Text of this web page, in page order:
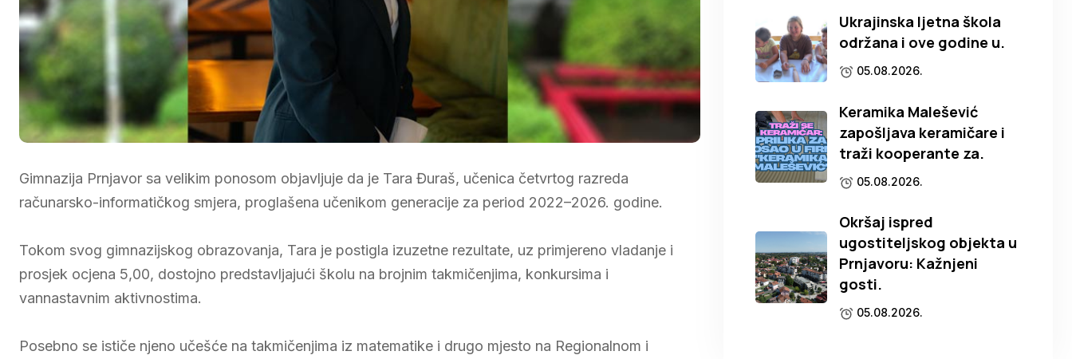
Gimnazija Prnjavor sa velikim ponosom objavljuje da je Tara Đuraš, učenica četvrtog razreda
računarsko-informatičkog smjera, proglašena učenikom generacije za period 2022–2026. godine.
Tokom svog gimnazijskog obrazovanja, Tara je postigla izuzetne rezultate, uz primjereno vladanje i
prosjek ocjena 5,00, dostojno predstavljajući školu na brojnim takmičenjima, konkursima i
vannastavnim aktivnostima.
Posebno se ističe njeno učešće na takmičenjima iz matematike i drugo mjesto na Regionalnom i
Ukrajinska ljetna škola
održana i ove godine u.
05.08.2026.
Keramika Malešević
zapošljava keramičare i
traži kooperante za.
05.08.2026.
Okršaj ispred
ugostiteljskog objekta u
Prnjavoru: Kažnjeni
gosti.
05.08.2026.